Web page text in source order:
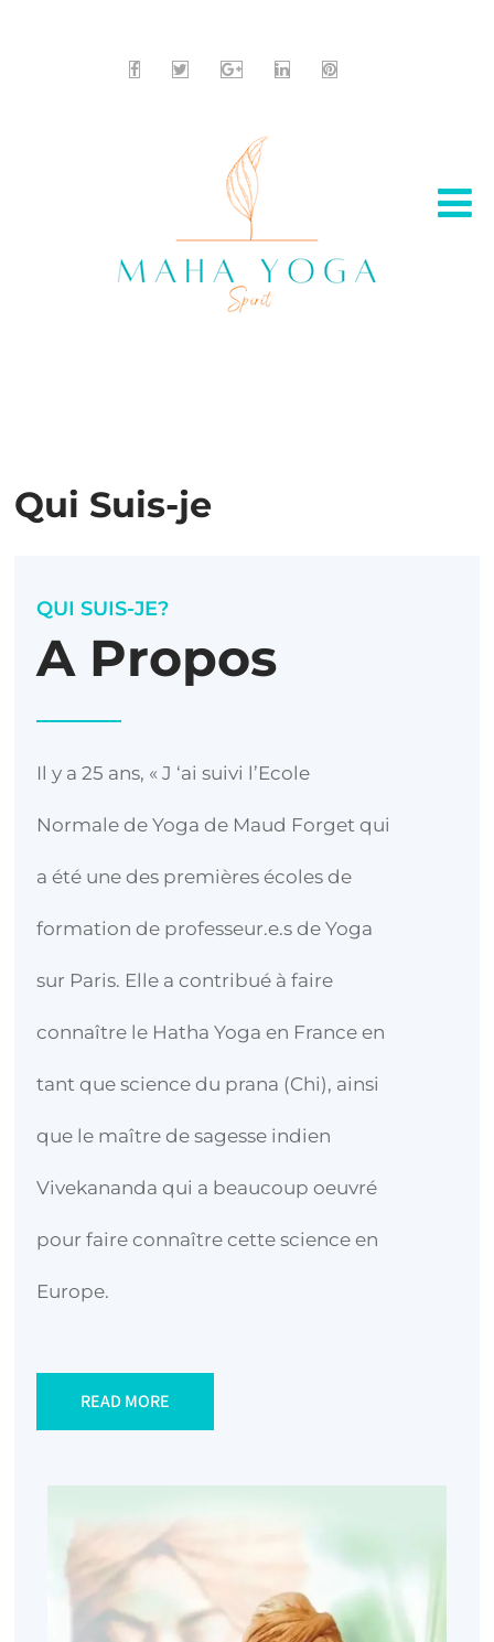
Qui Suis-je
QUI SUIS-JE?
A Propos
Il y a 25 ans, « J ‘ai suivi l’Ecole
Normale de Yoga de Maud Forget qui
a été une des premières écoles de
formation de professeur.e.s de Yoga
sur Paris. Elle a contribué à faire
connaître le Hatha Yoga en France en
tant que science du prana (Chi), ainsi
que le maître de sagesse indien
Vivekananda qui a beaucoup oeuvré
pour faire connaître cette science en
Europe.
READ MORE